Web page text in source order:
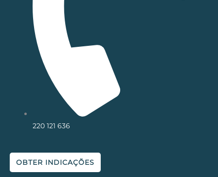
220 121 636
OBTER INDICAÇÕES